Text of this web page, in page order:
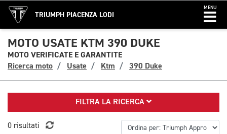
TRIUMPH PIACENZA LODI
MENU
MOTO USATE KTM 390 DUKE
MOTO VERIFICATE E GARANTITE
Ricerca moto
Usate Ktm 390 Duke
FILTRA LA RICERCA
0 risultati